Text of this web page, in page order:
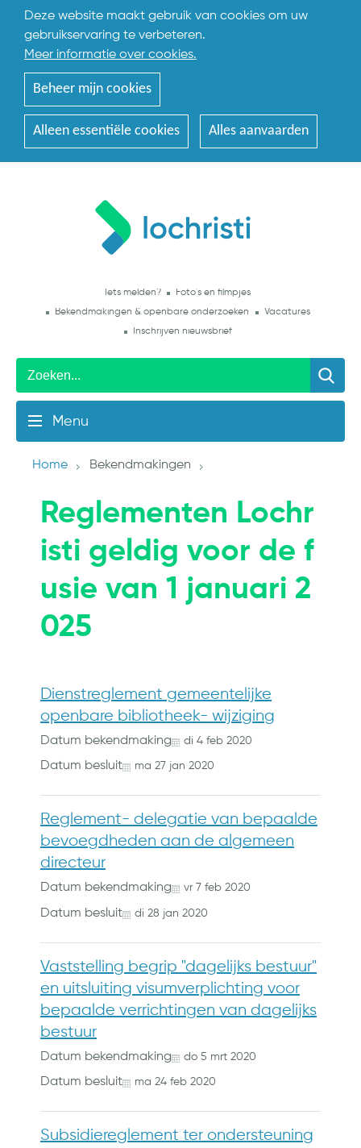
Deze website maakt gebruik van cookies om uw
gebruikservaring te verbeteren.
Meer informatie over cookies.
Beheer mijn cookies
Alleen essentiële cookies Alles aanvaarden
Iets melden?
Foto's en filmpjes
Bekendmakingen & openbare onderzoeken
Vacatures
Inschrijven nieuwsbrief
Menu
Home Bekendmakingen
Reglementen Lochr
isti geldig voor de f
usie van 1 januari 2
025
Dienstreglement gemeentelijke
openbare bibliotheek- wijziging
Datum bekendmaking di 4 feb 2020
Datum besluit ma 27 jan 2020
Reglement- delegatie van bepaalde
bevoegdheden aan de algemeen
directeur
Datum bekendmaking vr 7 feb 2020
Datum besluit di 28 jan 2020
Vaststelling begrip "dagelijks bestuur"
en uitsluiting visumverplichting voor
bepaalde verrichtingen van dagelijks
bestuur
Datum bekendmaking do 5 mrt 2020
Datum besluit ma 24 feb 2020
Subsidiereglement ter ondersteuning